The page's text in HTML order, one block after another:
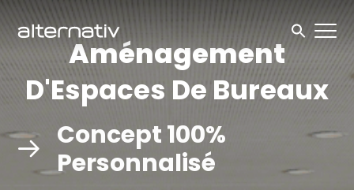
Skip
Aménagement
D'Espaces De Bureaux
Concept 100%
Personnalisé